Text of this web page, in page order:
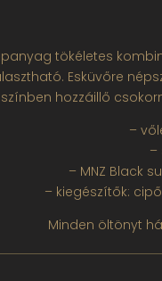
tökéletes
Esküvőre
színben hozzáillő
–
–
– MNZ Black
– kiegészítők:
Minden öltönyt